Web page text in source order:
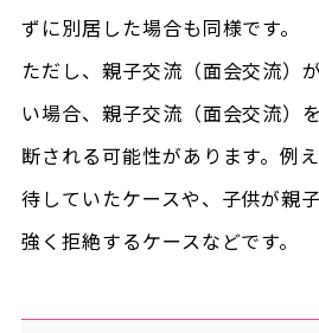
ずに別居した場合も同様です。
ただし、親子交流（面会交流）
い場合、親子交流（面会交流）
断される可能性があります。例
待していたケースや、子供が親
強く拒絶するケースなどです。